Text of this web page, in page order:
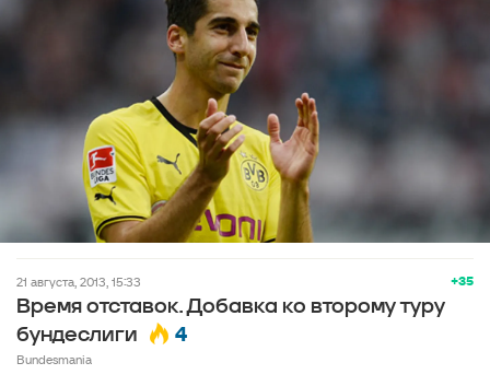
+35
21 августа, 2013, 15:33
Время отставок. Добавка ко второму туру
бундеслиги
4
Bundesmania